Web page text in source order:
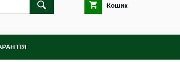
Кошик